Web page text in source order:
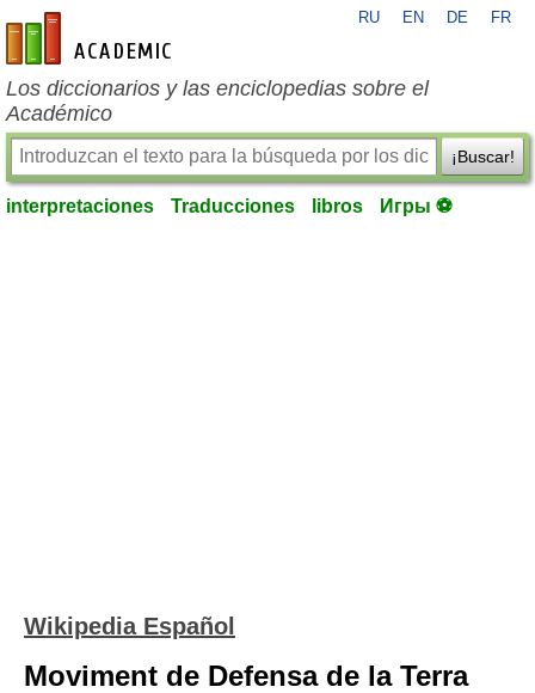
es-academic.com
RU EN DE FR
Los diccionarios y las enciclopedias sobre el
Académico
¡Buscar!
interpretaciones Traducciones libros Игры ⚽
Wikipedia Español
Moviment de Defensa de la Terra